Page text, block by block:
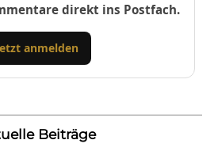
direkt ins Postfach.
anmelden
Beiträge